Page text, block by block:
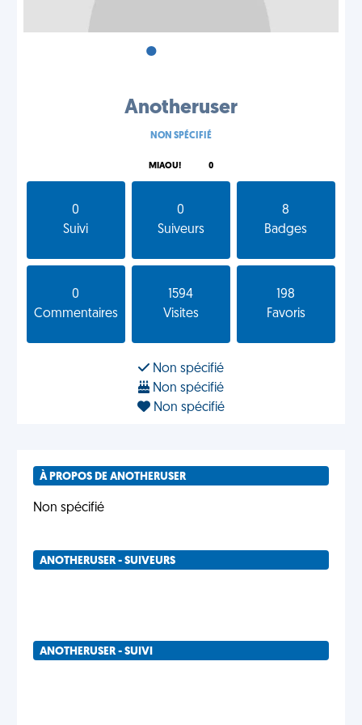
•
Anotheruser
NON SPÉCIFIÉ
MIAOU! 0
0
Suivi
0
Suiveurs
8
Badges
0
Commentaires
1594
Visites
198
Favoris
Non spécifié
Non spécifié
Non spécifié
À PROPOS DE ANOTHERUSER
Non spécifié
ANOTHERUSER - SUIVEURS
ANOTHERUSER - SUIVI